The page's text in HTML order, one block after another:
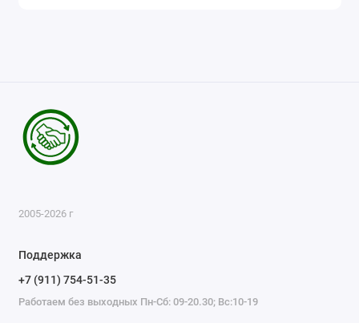
2005-2026 г
Поддержка
+7 (911) 754-51-35
Работаем без выходных Пн-Сб: 09-20.30; Вс:10-19